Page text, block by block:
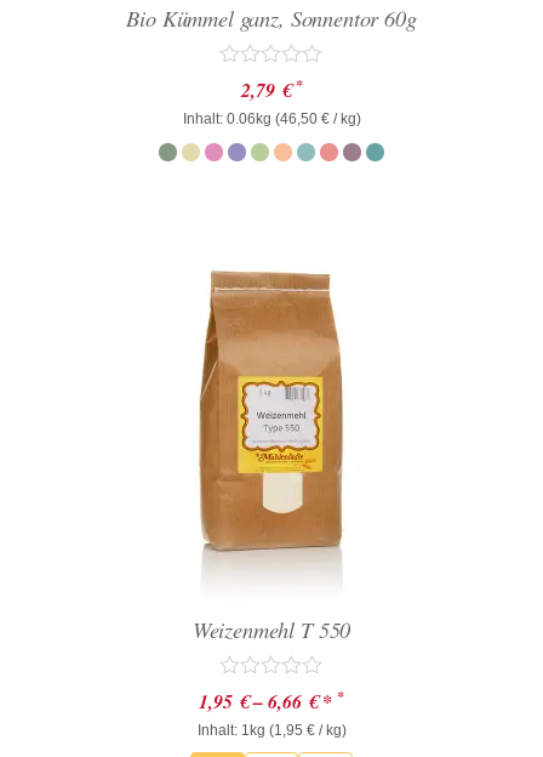
Bio Kümmel ganz, Sonnentor 60g
Bewertet
mit
0
von
5
2,79 € *
Inhalt: 0.06kg (46,50 €/ kg)
Weizenmehl T 550
Bewertet
mit
0
von
1,95 €–6,66 €* *
Inhalt: 1kg (1,95 €/ kg)